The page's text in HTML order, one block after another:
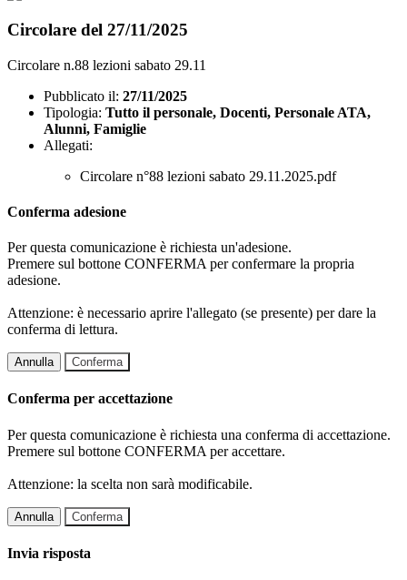
Circolare del 27/11/2025
Circolare n.88 lezioni sabato 29.11
Pubblicato il: 27/11/2025
Tipologia: Tutto il personale, Docenti, Personale ATA,
Alunni, Famiglie
Allegati:
Circolare n°88 lezioni sabato 29.11.2025.pdf
Conferma adesione
Per questa comunicazione è richiesta un'adesione.
Premere sul bottone CONFERMA per confermare la propria
adesione.
Attenzione: è necessario aprire l'allegato (se presente) per dare la
conferma di lettura.
Annulla Conferma
Conferma per accettazione
Per questa comunicazione è richiesta una conferma di accettazione.
Premere sul bottone CONFERMA per accettare.
Attenzione: la scelta non sarà modificabile.
Annulla Conferma
Invia risposta